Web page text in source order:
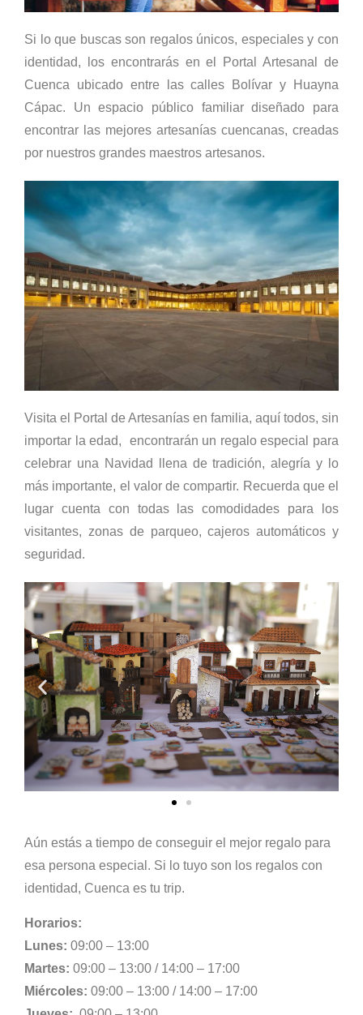
Si lo que buscas son regalos únicos, especiales y con
identidad, los encontrarás en el Portal Artesanal de
Cuenca ubicado entre las calles Bolívar y Huayna
Cápac. Un espacio público familiar diseñado para
encontrar las mejores artesanías cuencanas, creadas
por nuestros grandes maestros artesanos.
Visita el Portal de Artesanías en familia, aquí todos, sin
importar la edad, encontrarán un regalo especial para
celebrar una Navidad llena de tradición, alegría y lo
más importante, el valor de compartir. Recuerda que el
lugar cuenta con todas las comodidades para los
visitantes, zonas de parqueo, cajeros automáticos y
seguridad.
Aún estás a tiempo de conseguir el mejor regalo para
esa persona especial. Si lo tuyo son los regalos con
identidad, Cuenca es tu trip.
Horarios:
Lunes: 09:00 – 13:00
Martes: 09:00 – 13:00 / 14:00 – 17:00
Miércoles: 09:00 – 13:00 / 14:00 – 17:00